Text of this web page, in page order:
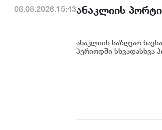
08.08.2026.15:43ანაკლიის
ანაკლიის საზღვაო
პერიოდში სხვადასხვა